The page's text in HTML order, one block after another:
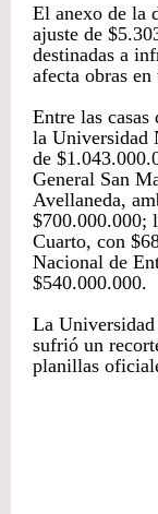
El anexo de la
ajuste de
destinadas a
afecta obras
Entre las casas
la Universidad
de
General San
Avellaneda,
$700.000.000;
Cuarto, con
Nacional de
$540.000.000.
La
sufrió un
planillas